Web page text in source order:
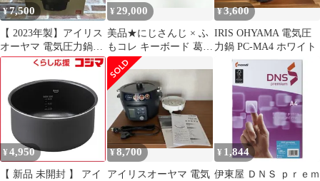
¥7,500
【 2023年製】アイリス
オーヤマ 電気圧力鍋
PMPC-MA4-B ／4.0L
¥29,000
美品★にじさんじ × ふ
もコレ キーボード 葛葉
【MA4F311-1233】
¥3,600
IRIS OHYAMA 電気圧
力鍋 PC-MA4 ホワイト
¥ 4,950
【 新品 未開封 】 アイ
¥8,700
アイリスオーヤマ 電気
¥ 1,844
伊東屋 ＤＮＳ ｐｒｅｍ